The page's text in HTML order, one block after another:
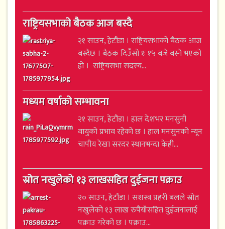
राष्ट्रियसभाको बैठक आज बस्दै
२१ साउन, हेटौंडा । राष्ट्रियसभाको बैठक आज
बस्दैछ । बैठक दिउँसो १ः १५ बजे बस्ने भएको
हो । राष्ट्रियसभा सदस्य...
मध्यम वर्षाको सम्भावना
२१ साउन, हेटौंडा । हाल देशभर मनसुनी
वायुको प्रभाव रहेको छ । हाल मनसुनको न्यून
चापीय रेखा सरदर स्थानभन्दा केही...
स्रोत नखुलेको १३ लाखसहित दुईजना पक्राउ
२० साउन, हेटौंडा । सशस्त्र प्रहरी बलले स्रोत
नखुलेको १३ लाख रुपैयाँसहित दुईजनालाई
पक्राउ गरेको छ । पक्राउ...